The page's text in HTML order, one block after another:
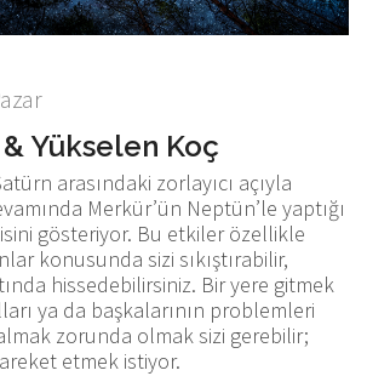
Yükselen Koç
arasındaki zorlayıcı açıyla
Merkür’ün Neptün’le yaptığı
gösteriyor. Bu etkiler özellikle
konusunda sizi sıkıştırabilir,
hissedebilirsiniz. Bir yere gitmek
ya da başkalarının problemleri
zorunda olmak sizi gerebilir;
etmek istiyor.